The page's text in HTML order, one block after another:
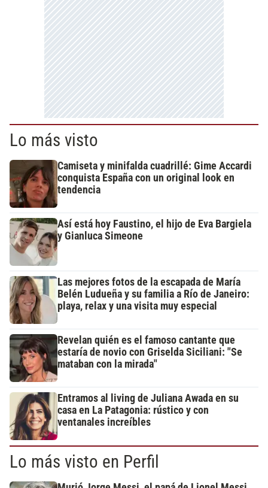
Lo más visto
Camiseta y minifalda cuadrillé: Gime Accardi
conquista España con un original look en
tendencia
Así está hoy Faustino, el hijo de Eva Bargiela
y Gianluca Simeone
Las mejores fotos de la escapada de María
Belén Ludueña y su familia a Río de Janeiro:
playa, relax y una visita muy especial
Revelan quién es el famoso cantante que
estaría de novio con Griselda Siciliani: "Se
mataban con la mirada"
Entramos al living de Juliana Awada en su
casa en La Patagonia: rústico y con
ventanales increíbles
Lo más visto en Perfil